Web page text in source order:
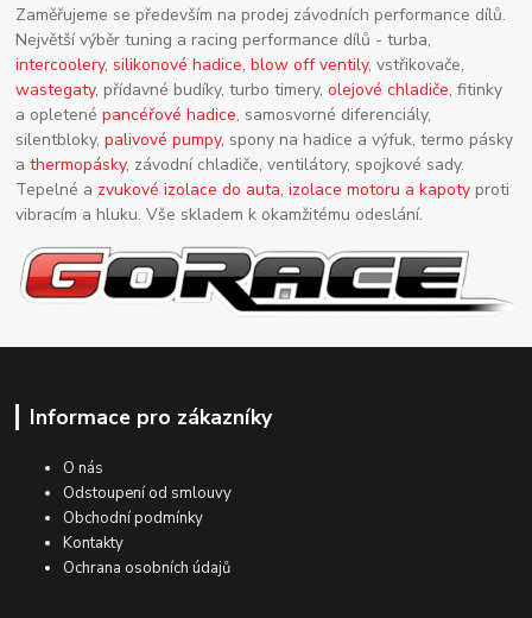
Zaměřujeme se především na prodej závodních performance dílů.
Největší výběr tuning a racing performance dílů - turba,
intercoolery,silikonové hadice,blow off ventily, vstřikovače,
wastegaty, přídavné budíky, turbo timery,olejové chladiče, fitinky
a opletenépancéřové hadice, samosvorné diferenciály,
silentbloky,palivové pumpy, spony na hadice a výfuk, termo pásky
athermopásky, závodní chladiče, ventilátory, spojkové sady.
Tepelné a zvukové izolace do auta,izolace motoru a kapoty proti
vibracím a hluku. Vše skladem k okamžitému odeslání.
Informace pro zákazníky
O nás
Odstoupení od smlouvy
Obchodní podmínky
Kontakty
Ochrana osobních údajů